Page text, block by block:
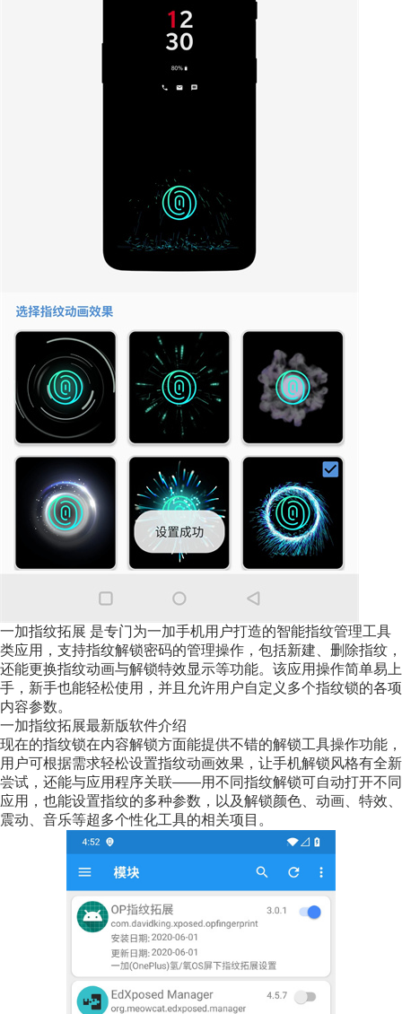
一加指纹拓展 是专门为一加手机用户打造的智能指纹管理工具
类应用，支持指纹解锁密码的管理操作，包括新建、删除指纹，
还能更换指纹动画与解锁特效显示等功能。该应用操作简单易上
手，新手也能轻松使用，并且允许用户自定义多个指纹锁的各项
内容参数。
一加指纹拓展最新版软件介绍
现在的指纹锁在内容解锁方面能提供不错的解锁工具操作功能，
用户可根据需求轻松设置指纹动画效果，让手机解锁风格有全新
尝试，还能与应用程序关联——用不同指纹解锁可自动打开不同
应用，也能设置指纹的多种参数，以及解锁颜色、动画、特效、
震动、音乐等超多个性化工具的相关项目。